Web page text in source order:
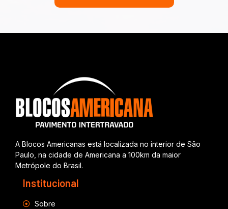
A Blocos Americanas está localizada no interior de São
Paulo, na cidade de Americana a 100km da maior
Metrópole do Brasil.
Institucional
Sobre